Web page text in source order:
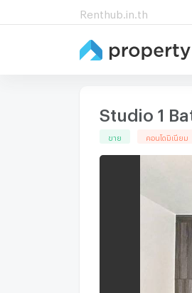
Renthub.in.th
Studio 1
ขาย คอนโดมิเนียม